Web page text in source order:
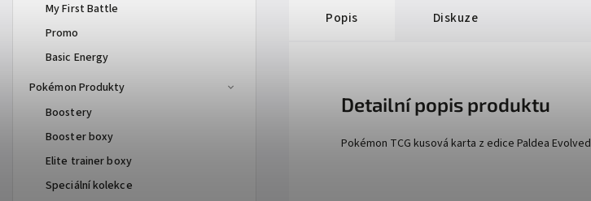
My First Battle
Promo
Basic Energy
Pokémon Produkty
Boostery
Booster boxy
Elite trainer boxy
Speciální kolekce
Popis Diskuze
Detailní popis produktu
Pokémon TCG kusová karta z edice Paldea Evolved